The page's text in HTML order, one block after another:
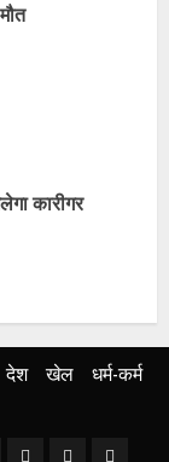
कारीगर
देश खेल
धर्म-कर्म
मौसम शिक्षा अन्य